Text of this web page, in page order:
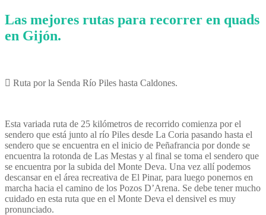
Las mejores rutas para recorrer en quads
en Gijón.
 Ruta por la Senda Río Piles hasta Caldones.
Esta variada ruta de 25 kilómetros de recorrido comienza por el
sendero que está junto al río Piles desde La Coria pasando hasta el
sendero que se encuentra en el inicio de Peñafrancia por donde se
encuentra la rotonda de Las Mestas y al final se toma el sendero que
se encuentra por la subida del Monte Deva. Una vez allí podemos
descansar en el área recreativa de El Pinar, para luego ponernos en
marcha hacia el camino de los Pozos D’Arena. Se debe tener mucho
cuidado en esta ruta que en el Monte Deva el densivel es muy
pronunciado.